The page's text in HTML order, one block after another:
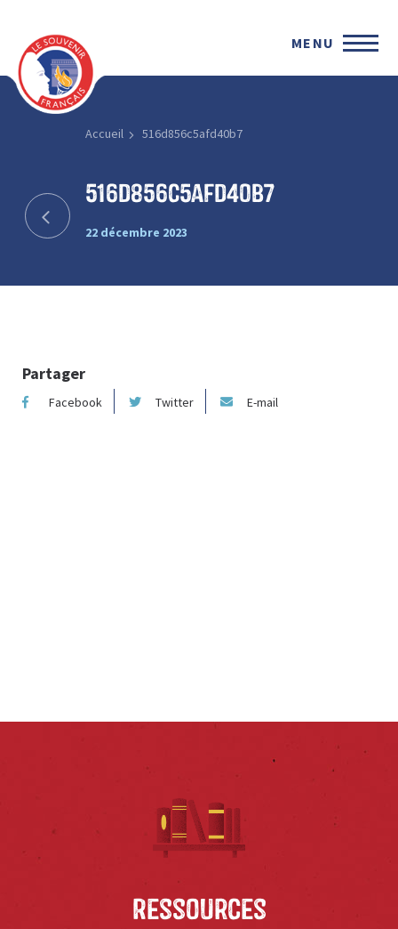
MENU
Accueil 516d856c5afd40b7
516d856c5afd40b7
22 décembre 2023
Partager
Facebook Twitter E-mail
Ressources